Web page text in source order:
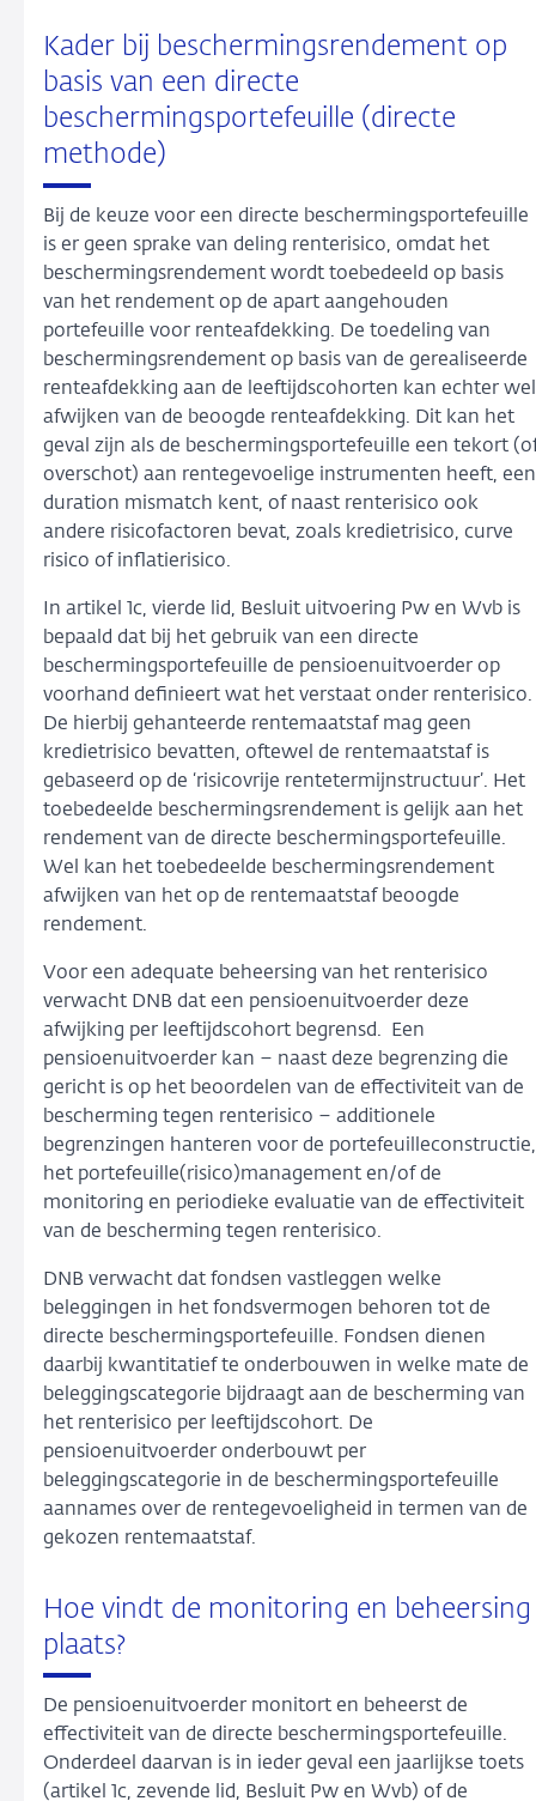
Kader bij beschermingsrendement op
basis van een directe
beschermingsportefeuille (directe
methode)
Bij de keuze voor een directe beschermingsportefeuille
is er geen sprake van deling renterisico, omdat het
beschermingsrendement wordt toebedeeld op basis
van het rendement op de apart aangehouden
portefeuille voor renteafdekking. De toedeling van
beschermingsrendement op basis van de gerealiseerde
renteafdekking aan de leeftijdscohorten kan echter wel
afwijken van de beoogde renteafdekking. Dit kan het
geval zijn als de beschermingsportefeuille een tekort
overschot) aan rentegevoelige instrumenten heeft, een
duration mismatch kent, of naast renterisico ook
andere risicofactoren bevat, zoals kredietrisico, curve
risico of inflatierisico.
In artikel 1c, vierde lid, Besluit uitvoering Pw en Wvb is
bepaald dat bij het gebruik van een directe
beschermingsportefeuille de pensioenuitvoerder op
voorhand definieert wat het verstaat onder renterisico.
De hierbij gehanteerde rentemaatstaf mag geen
kredietrisico bevatten, oftewel de rentemaatstaf is
gebaseerd op de ‘risicovrije rentetermijnstructuur’. Het
toebedeelde beschermingsrendement is gelijk aan het
rendement van de directe beschermingsportefeuille.
Wel kan het toebedeelde beschermingsrendement
afwijken van het op de rentemaatstaf beoogde
rendement.
Voor een adequate beheersing van het renterisico
verwacht DNB dat een pensioenuitvoerder deze
afwijking per leeftijdscohort begrensd. Een
pensioenuitvoerder kan – naast deze begrenzing die
gericht is op het beoordelen van de effectiviteit van de
bescherming tegen renterisico – additionele
begrenzingen hanteren voor de portefeuilleconstructie,
het portefeuille(risico)management en/of de
monitoring en periodieke evaluatie van de effectiviteit
van de bescherming tegen renterisico.
DNB verwacht dat fondsen vastleggen welke
beleggingen in het fondsvermogen behoren tot de
directe beschermingsportefeuille. Fondsen dienen
daarbij kwantitatief te onderbouwen in welke mate de
beleggingscategorie bijdraagt aan de bescherming van
het renterisico per leeftijdscohort. De
pensioenuitvoerder onderbouwt per
beleggingscategorie in de beschermingsportefeuille
aannames over de rentegevoeligheid in termen van de
gekozen rentemaatstaf.
Hoe vindt de monitoring en beheersing
plaats?
De pensioenuitvoerder monitort en beheerst de
effectiviteit van de directe beschermingsportefeuille.
Onderdeel daarvan is in ieder geval een jaarlijkse toets
(artikel 1c, zevende lid, Besluit Pw en Wvb) of de